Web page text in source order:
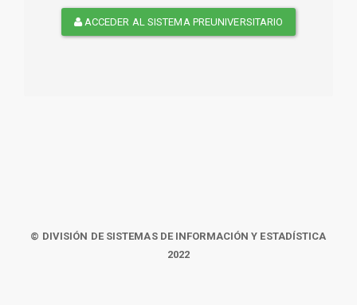
ACCEDER AL SISTEMA PREUNIVERSITARIO
© DIVISIÓN DE SISTEMAS DE INFORMACIÓN Y ESTADÍSTICA
2022